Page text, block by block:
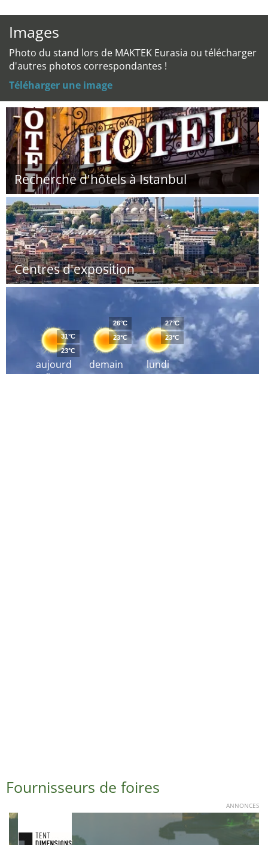
Images
Photo du stand lors de MAKTEK Eurasia ou télécharger
d'autres photos correspondantes !
Téléharger une image
Recherche d'hôtels à Istanbul
Centres d'exposition
aujourd
´hui
31°C
23°C
demain
26°C
23°C
lundi
27°C
23°C
Fournisseurs de foires
ANNONCES